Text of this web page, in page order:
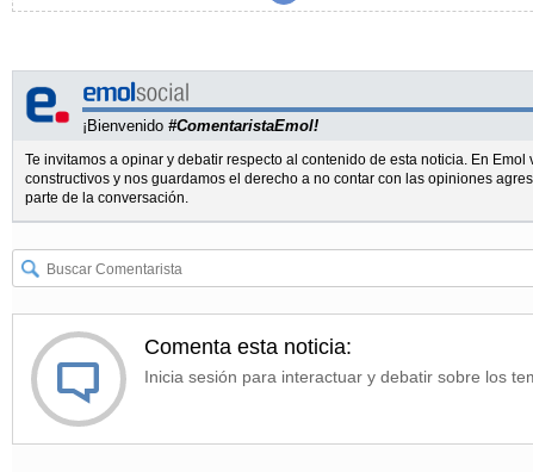
¡Bienvenido #ComentaristaEmol!
Te invitamos a opinar y debatir respecto al contenido de esta noticia. En
constructivos y nos guardamos el derecho a no contar con las opiniones
parte de la conversación.
Comenta esta noticia:
Inicia sesión para interactuar y debatir sobre los